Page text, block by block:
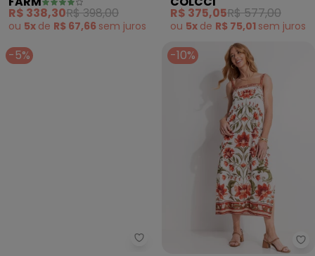
Penelope (Off White)
R$ 338,30R$ 398,00
ou 5x de R$ 67,66 sem juros
R$ 375,05R$ 577,00
ou 5x de R$ 75,01 sem juros
-5%
Farm - Vestido Alça Floral Lina
-10%